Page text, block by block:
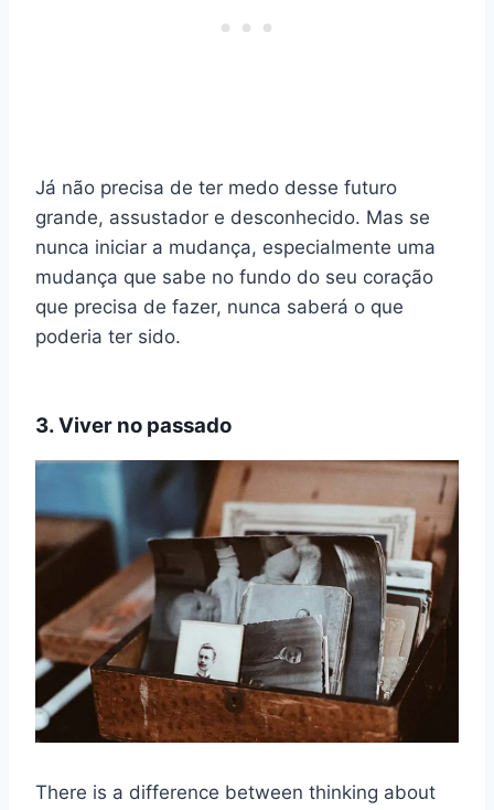
Já não precisa de ter medo desse futuro
grande, assustador e desconhecido. Mas se
nunca iniciar a mudança, especialmente uma
mudança que sabe no fundo do seu coração
que precisa de fazer, nunca saberá o que
poderia ter sido.
3. Viver no passado
There is a difference between thinking about